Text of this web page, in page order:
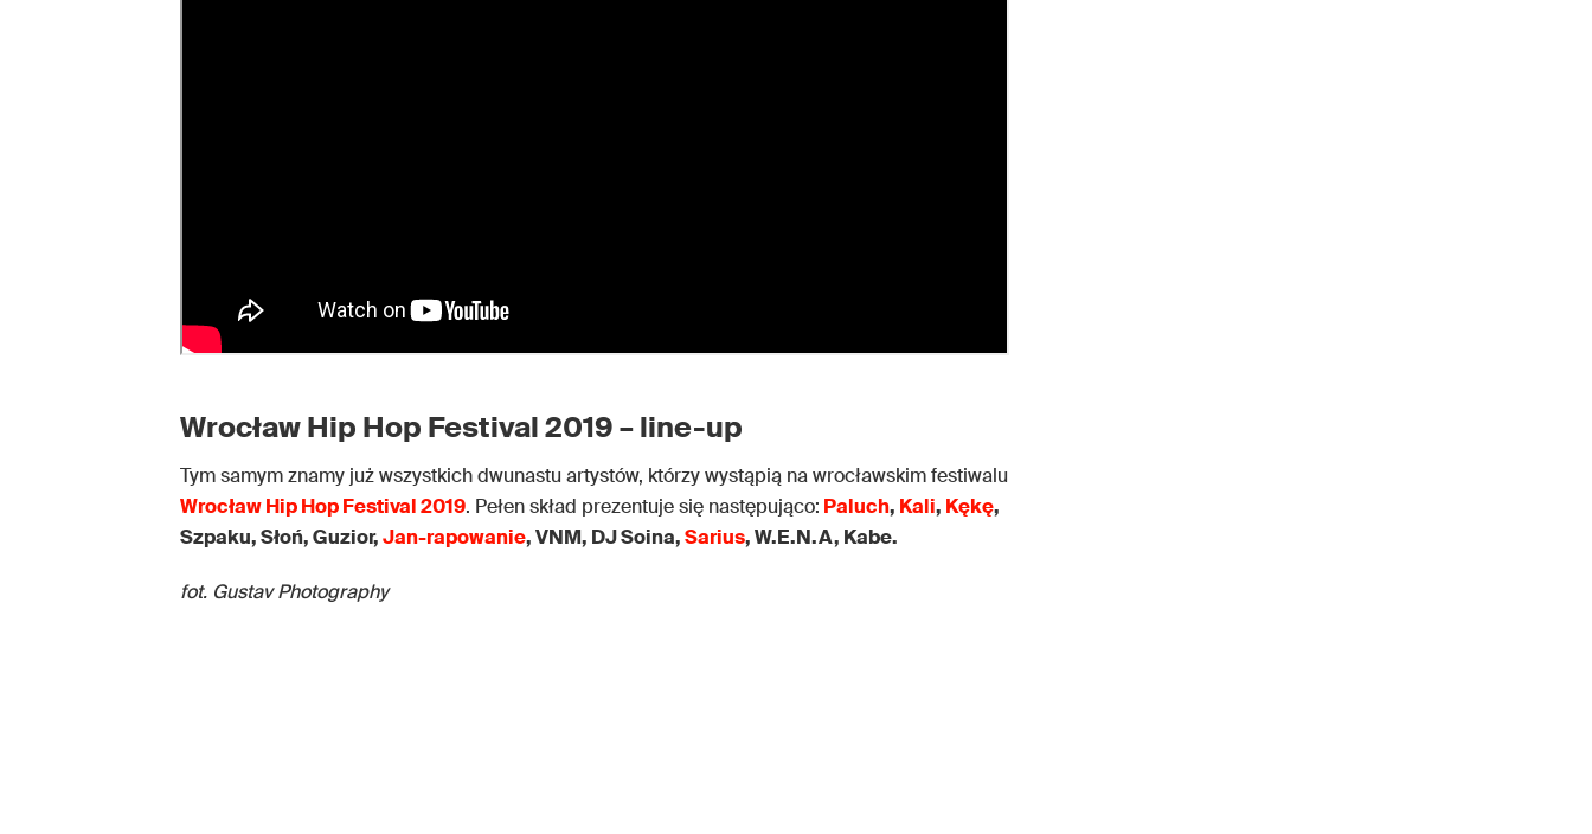
Wrocław Hip Hop Festival 2019 – line-up
Tym samym znamy już wszystkich dwunastu artystów, którzy wystąpią na wrocławskim festiwalu
Wrocław Hip Hop Festival 2019. Pełen skład prezentuje się następująco: Paluch, Kali, Kękę,
Szpaku, Słoń, Guzior,Jan-rapowanie, VNM, DJ Soina,Sarius, W.E.N.A, Kabe.
fot. Gustav Photography